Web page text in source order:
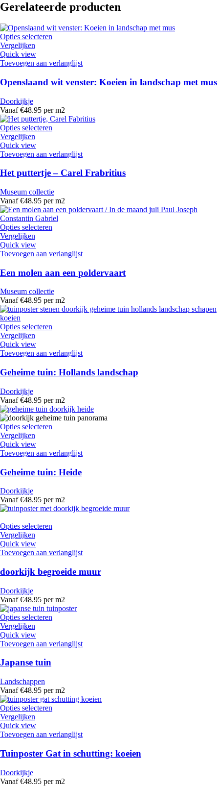
Gerelateerde producten
Opties selecteren
Vergelijken
Quick view
Toevoegen aan verlanglijst
Openslaand wit venster: Koeien in landschap met mus
Doorkijkje
Vanaf €48.95 per m2
Opties selecteren
Vergelijken
Quick view
Toevoegen aan verlanglijst
Het puttertje – Carel Frabritius
Museum collectie
Vanaf €48.95 per m2
Opties selecteren
Vergelijken
Quick view
Toevoegen aan verlanglijst
Een molen aan een poldervaart
Museum collectie
Vanaf €48.95 per m2
Opties selecteren
Vergelijken
Quick view
Toevoegen aan verlanglijst
Geheime tuin: Hollands landschap
Doorkijkje
Vanaf €48.95 per m2
Opties selecteren
Vergelijken
Quick view
Toevoegen aan verlanglijst
Geheime tuin: Heide
Doorkijkje
Vanaf €48.95 per m2
Opties selecteren
Vergelijken
Quick view
Toevoegen aan verlanglijst
doorkijk begroeide muur
Doorkijkje
Vanaf €48.95 per m2
Opties selecteren
Vergelijken
Quick view
Toevoegen aan verlanglijst
Japanse tuin
Landschappen
Vanaf €48.95 per m2
Opties selecteren
Vergelijken
Quick view
Toevoegen aan verlanglijst
Tuinposter Gat in schutting: koeien
Doorkijkje
Vanaf €48.95 per m2